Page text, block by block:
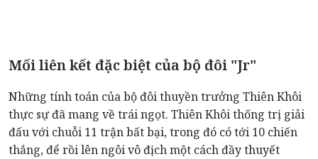
Mối liên kết đặc biệt của bộ đôi "Jr"
Những tính toán của bộ đôi thuyền trưởng Thiên Khôi
thực sự đã mang về trái ngọt. Thiên Khôi thống trị giải
đấu với chuỗi 11 trận bất bại, trong đó có tới 10 chiến
thắng, để rồi lên ngôi vô địch một cách đầy thuyết